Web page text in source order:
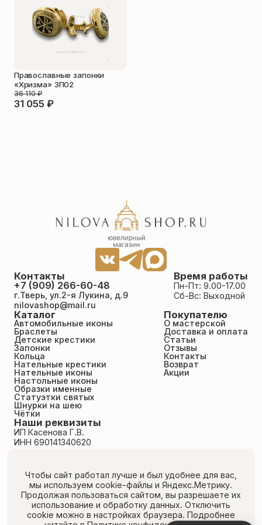
Упаковка
Чётки
Другое
Православные запонки
«Хризма» ЗП02
31 055 ₽
36 110₽
Каталог
Автомобильные иконы
Браслеты
Детские крестики
Запонки
Кольца
Нательные крестики
Нательные иконы
Настольные иконы
Образки именные
Статуэтки святых
Шнурки на шею
Чётки
Покупателю
О мастерской
Доставка и оплата
Статьи
Отзывы
Контакты
Возврат
Акции
Время работы
Пн-Пт: 9.00-17.00
Сб-Вс: Выходной
Контакты
+7 (909) 266-60-48
г.Тверь, ул.2-я Лукина, д.9
nilovashop@mail.ru
Наши реквизиты
ИП Касенова Г.В.
ИНН 690141340620
Пользовательское соглашение
Публичная оферта
Согласие на обработку персональных данных
Политика использования файлов куки
Чтобы сайт работал лучше и был удобнее для вас,
мы используем cookie-файлыи Яндекс.Метрику.
Продолжая пользоваться сайтом, вы разрешаете их
использование и обработку данных. Отключить
cookie можно в настройках браузера. Подробнее